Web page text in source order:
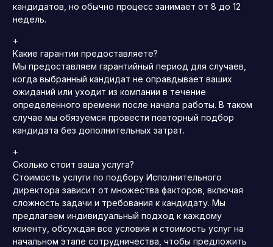
кандидатов, но обычно процесс занимает от 8 до 12
недель.
+
Какие гарантии предоставляете?
Мы предоставляем гарантийный период для случаев,
когда выбранный кандидат не оправдывает ваших
ожиданий или уходит из компании в течение
определенного времени после начала работы. В таком
случае мы обязуемся провести повторный подбор
кандидата без дополнительных затрат.
+
Сколько стоит ваша услуга?
Стоимость услуги по подбору Исполнительного
директора зависит от множества факторов, включая
сложность задачи и требования к кандидату. Мы
предлагаем индивидуальный подход к каждому
клиенту, обсуждая все условия и стоимость услуг на
начальном этапе сотрудничества, чтобы предложить